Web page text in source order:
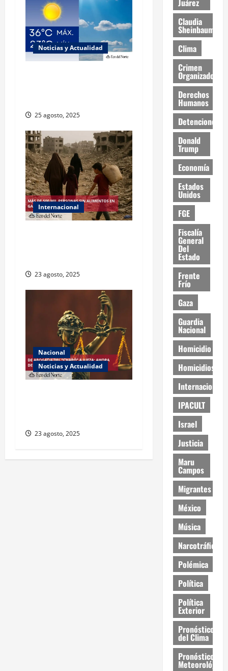
Noticias y Actualidad
25 agosto, 2025
Internacional
23 agosto, 2025
Nacional
Noticias y Actualidad
23 agosto, 2025
Juárez
Claudia
Sheinbaum
Clima
Crimen
Organizado
Derechos
Humanos
Detenciones
Donald
Trump
Economía
Estados
Unidos
FGE
Fiscalía
General
Del
Estado
Frente
Frío
Gaza
Guardia
Nacional
Homicidio
Homicidios
Internacional
IPACULT
Israel
Justicia
Maru
Campos
Migrantes
México
Música
Narcotráfico
Polémica
Política
Política
Exterior
Pronóstico
del Clima
Pronóstico
Meteorológico